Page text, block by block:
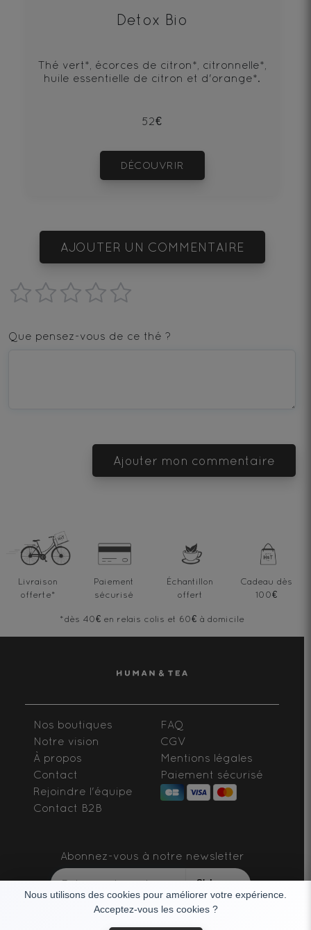
Detox Bio
Thé vert*, écorces de citron*, citronnelle*,
huile essentielle de citron et d'orange*.
52€
DÉCOUVRIR
AJOUTER UN COMMENTAIRE
star
—
—
stars
Que pensez-vous de ce thé ?
Ajouter mon commentaire
Nous utilisons des cookies pour améliorer votre expérience.
Acceptez-vous les cookies ?
Livraison
offerte*
Paiement
sécurisé
Échantillon
offert
Cadeau dès
100€
*dès 40€ en relais colis et 60€ à domicile
Nos boutiques
Notre vision
À propos
Contact
Rejoindre l'équipe
Contact B2B
FAQ
CGV
Mentions légales
Paiement sécurisé
Abonnez-vous à notre newsletter
S'abonner